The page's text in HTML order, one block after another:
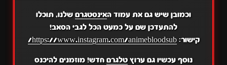
וכמובן שיש גם את עמוד האינסטגרםשלנו, תוכלו
להתעדכן שם על כמעט הכל לגבי הסאב!
קישור:https://www.instagram.com/animebloodsub/
נוסף עכשיו גם ערוץטלגרםחדש! מוזמנים להיכנס